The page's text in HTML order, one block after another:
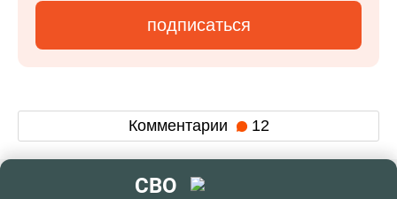
подписаться
Комментарии 12
СВО